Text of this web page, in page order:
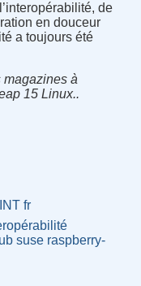
de
en douceur
a toujours été
à
15 Linux..
fr
suse raspberry-